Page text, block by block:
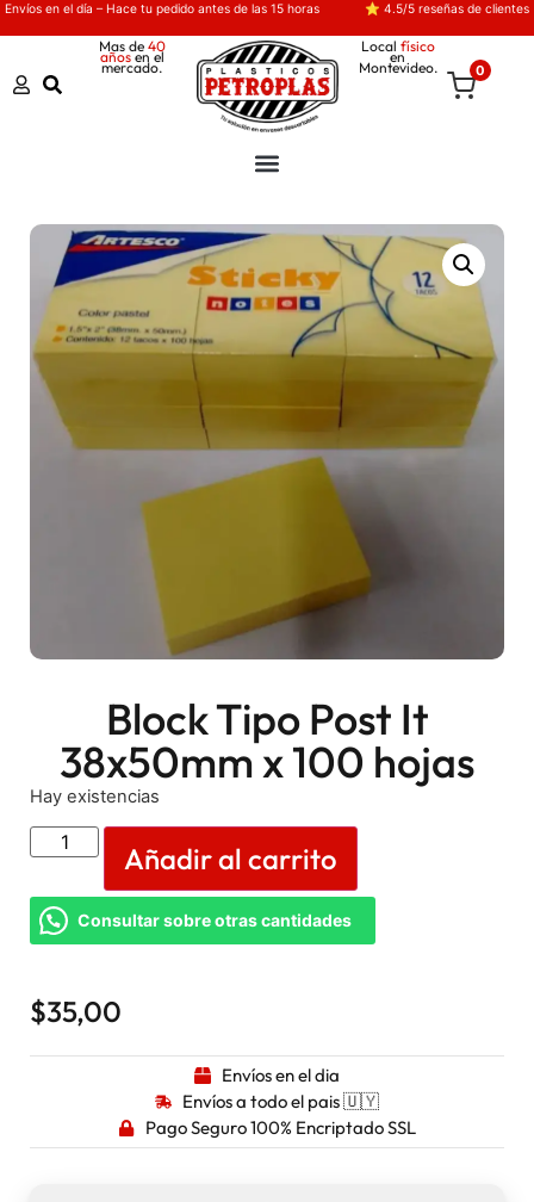
Envíos en el día – Hace tu pedido antes de las 15 horas ⭐ 4.5/5 reseñas de clientes
Mas de 40
añosen el
mercado.
Local físico
en
Montevideo. 0
Block Tipo Post It
38x50mm x 100 hojas
Hay existencias
Añadir al carrito
Consultar sobre otras cantidades
$35,00
Envíos en el dia
Envíos a todo el pais 🇺🇾
Pago Seguro 100% Encriptado SSL